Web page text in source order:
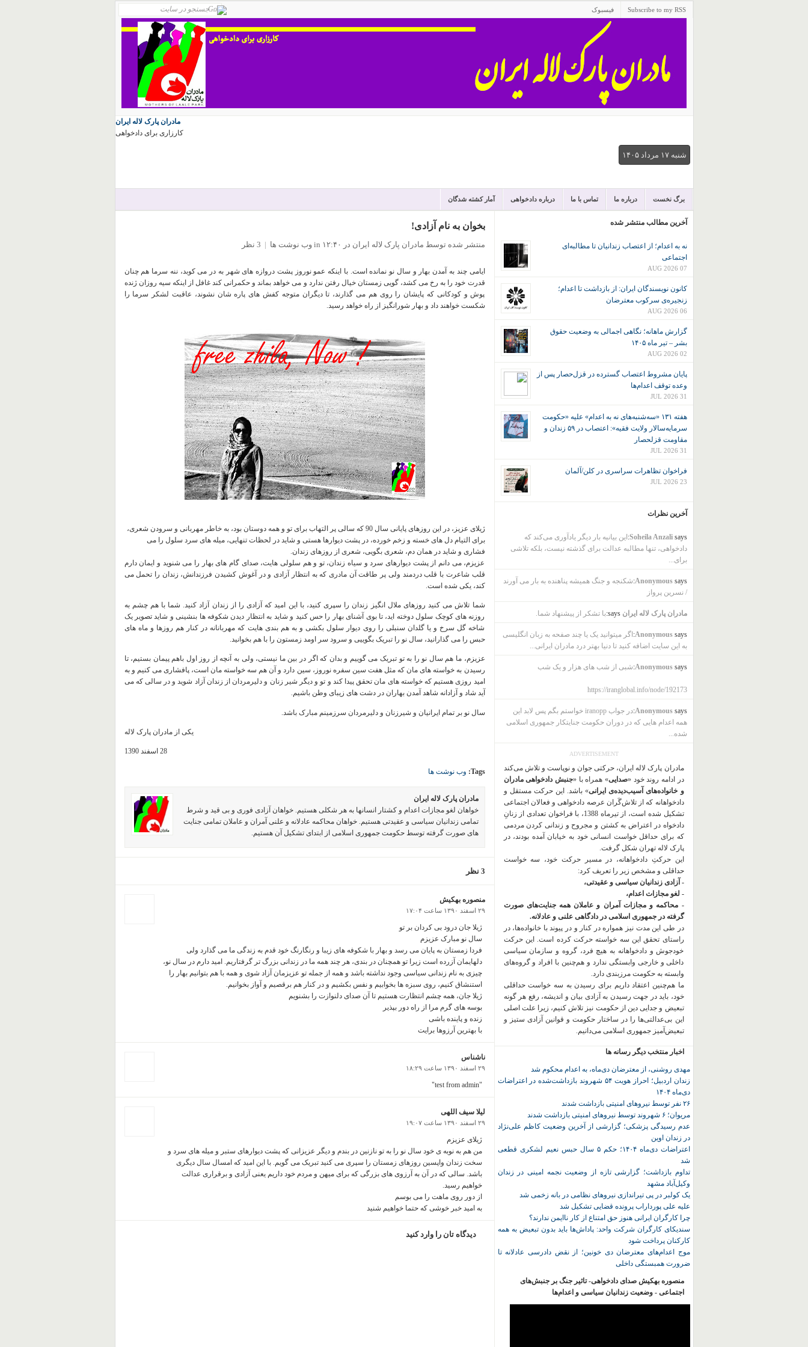
Subscribe to my RSS فیسبوک
مادران پارک لاله ایران
کارزاری برای دادخواهی
شنبه ۱۷ مرداد ۱۴۰۵
برگ نخست درباره ما تماس با ما درباره دادخواهی آمار کشته شدگان
بخوان به نام آزادی!
منتشر شده توسط مادران پارک لاله ایران در ۱۲:۴۰ in وب نوشت ها | 3 نظر
ایامی چند به آمدن بهار و سال نو نمانده است. با اینکه عمو نوروز پشت دروازه های شهر به در می کوبد، ننه سرما هم چنان
قدرت خود را به رخ می کشد، گویی زمستان خیال رفتن ندارد و می خواهد بماند و حکمرانی کند غافل از اینکه سیه روزان ژنده
پوش و کودکانی که پایشان را روی هم می گذارند، تا دیگران متوجه کفش های پاره شان نشوند، عاقبت لشکر سرما را
شکست خواهند داد و بهار شورانگیز از راه خواهد رسید.
ژیلای عزیز، در این روزهای پایانی سال 90 که سالی پر التهاب برای تو و همه دوستان بود، به خاطر مهربانی و سرودن شعری،
برای التیام دل های خسته و زخم خورده، در پشت دیوارها هستی و شاید در لحظات تنهایی، میله های سرد سلول را می
فشاری و شاید در همان دم، شعری بگویی، شعری از روزهای زندان.
عزیزم، می دانم از پشت دیوارهای سرد و سیاه زندان، تو و هم سلولی هایت، صدای گام های بهار را می شنوید و ایمان دارم
قلب شاعرت با قلب دردمند ولی پر طاقت آن مادری که به انتظار آزادی و در آغوش کشیدن فرزندانش، زندان را تحمل می
کند، یکی شده است.
شما تلاش می کنید روزهای ملال انگیز زندان را سپری کنید، با این امید که آزادی را از زندان آزاد کنید. شما با هم چشم به
روزنه های کوچک سلول دوخته اید، تا بوی آشنای بهار را حس کنید و شاید به انتظار دیدن شکوفه ها بنشینی و شاید تصویر یک
شاخه گل سرخ و یا گلدان سنبلی را روی دیوار سلول بکشی و به هم بندی هایت که مهربانانه در کنار هم روزها و ماه های
حبس را می گذارانید، سال نو را تبریک بگوییی و سرود سر اومد زمستون را با هم بخوانید.
عزیزم، ما هم سال نو را به تو تبریک می گوییم و بدان که اگر در بین ما نیستی، ولی به آنچه از روز اول باهم پیمان بستیم، تا
رسیدن به خواسته های مان که مثل هفت سین سفره نوروز، سین دارد و آن هم سه خواسته مان است، پافشاری می کنیم و به
امید روزی هستیم که خواسته های مان تحققپیدا کند و تو و دیگر شیر زنان و دلیرمردان از زندان آزاد شوید و در سالی که می
آید شاد و آزادانه شاهد آمدن بهاران در دشت های زیبای وطن باشیم.
سال نو بر تمام ایرانیان و شیرزنان و دلیرمردان سرزمینم مبارک باشد.
یکی از مادران پارک لاله
28 اسفند 1390
Tags: وب نوشت ها
مادران پارک لاله ایران
خواهان لغو مجازات اعدام و کشتار انسانها به هر شکلی هستیم. خواهان آزادی فوری و بی قید و شرط
تمامی زندانیان سیاسی و عقیدتی هستیم. خواهان محاکمه عادلانه و علنی آمران و عاملان تمامی جنایت
های صورت گرفته توسط حکومت جمهوری اسلامی از ابتدای تشکیل آن هستیم.
3 نظر
منصوره بهکیش
۲۹ اسفند ۱۳۹۰ ساعت ۱۷:۰۴
ژیلا جان درود بی کردان بر تو
سال نو مبارک عزیزم
فردا زمستان به پایان می رسد و بهار با شکوفه های زیبا و رنگارنگ خود قدم به زندگی ما می گذارد ولی
دلهایمان آزرده است زیرا تو همچنان در بندی، هر چند همه ما در زندانی بزرگ تر گرفتاریم. امید دارم در سال نو،
چیزی به نام زندانی سیاسی وجود نداشته باشد و همه از جمله تو عزیزمان آزاد شوی و همه با هم بتوانیم بهار را
استنشاق کنیم، روی سبزه ها بخوابیم و نفس بکشیم و در کنار هم برقصیم و آواز بخوانیم.
ژیلا جان، همه چشم انتظارت هستیم تا آن صدای دلنوازت را بشنویم
بوسه های گرم مرا از راه دور بپذیر
زنده و پاینده باشی
با بهترین آرزوها برایت
ناشناس
۲۹ اسفند ۱۳۹۰ ساعت ۱۸:۲۹
"test from admin"
لیلا سیف اللهی
۲۹ اسفند ۱۳۹۰ ساعت ۱۹:۰۷
ژیلای عزیزم
من هم به نوبه ی خود سال نو را به تو نازنین در بندم و دیگر عزیزانی که پشت دیوارهای ستبر و میله های سرد و
سخت زندان واپسین روزهای زمستان را سپری می کنید تبریک می گویم. با این امید که امسال سال دیگری
باشد. سالی که در آن به آرزوی های بزرگی که برای میهن و مردم خود داریم یعنی آزادی و برقراری عدالت
خواهیم رسید.
از دور روی ماهت را می بوسم
به امید خبر خوشی که حتما خواهیم شنید
دیدگاه تان را وارد کنید
آخرین مطالب منتشر شده
نه به اعدام؛ از اعتصاب زندانیان تا مطالبه‌ای
اجتماعی
07 AUG 2026
کانون نويسندگان ايران: از بازداشت تا اعدام؛
زنجیره‌ی سرکوب معترضان
06 AUG 2026
گزارش ماهانه؛ نگاهی اجمالی به وضعیت حقوق
بشر – تیر ماه ۱۴۰۵
02 AUG 2026
پایان مشروط اعتصاب گسترده در قزل‌حصار پس از
وعده توقف اعدام‌ها
31 JUL 2026
هفته ۱۳۱ «سه‌شنبه‌های نه به اعدام» علیه «حکومت
سرمایه‌سالار ولایت فقیه»: اعتصاب در ۵۹ زندان و
مقاومت قزلحصار
31 JUL 2026
فراخوان تظاهرات سراسری در کلن/آلمان
23 JUL 2026
آخرین نظرات
Soheila Anzalisays:
این بیانیه بار دیگر یادآوری می‌کند که
دادخواهی، تنها مطالبه عدالت برای گذشته نیست، بلکه تلاشی
برای...
Anonymoussays:
شکنجه و جنگ همیشه پناهنده به بار می آورند
/ نسرین پرواز
مادران پارک لاله ایران says: با تشکر از پیشنهاد شما.
Anonymoussays:
اگر میتوانید یک یا چند صفحه به زبان انگلیسی
به این سایت اضافه کنید تا دنیا بهتر درد مادران ایرانی...
Anonymoussays: شبی از شب های هزار و یک شب
https://iranglobal.info/node/192173
Anonymoussays:
در جواب iranopp خواستم بگم پس لابد این
همه اعدام هایی که در دوران حکومت جنایتکار جمهوری اسلامی
شده...
ADVERTISEMENT
مادران پارک لاله ایران، حرکتی جوان و نوپاست و تلاش می‌کند
در ادامه روند خود «صدایی» همراه با «جنبش دادخواهی مادران
و خانواده‌های آسیب‌دیده‌ی ایرانی» باشد. این حرکت مستقل و
دادخواهانه که از تلاش‌گَران عرصه دادخواهی و فعالان اجتماعی
تشکیل شده است، از تیرماه 1388، با فراخوان تعدادی از زنانِ
دادخواه در اعتراض به کشتن و مجروح و زندانی کردن مردمی
که برای حداقل خواست انسانی خود به خیابان آمده بودند، در
پارک لاله تهران شکل گرفت.
این حرکتِ دادخواهانه، در مسیر حرکت خود، سه خواست
حداقلی و مشخص زیر را تعریف کرد:
- آزادی زندانیان سیاسی و عقیدتی،
- لغو مجازات اعدام،
- محاکمه و مجازات آمران و عاملان همه جنایت‌های صورت
گرفته در جمهوری اسلامی در دادگاهی علنی و عادلانه.
در طی این مدت نیز همواره در کنار و در پیوند با خانواده‌ها، در
راستای تحقق این سه خواسته حرکت کرده است. این حرکت
خودجوش و دادخواهانه به هیچ فرد، گروه و سازمان سیاسی
داخلی و خارجی وابستگی ندارد و هم‌چنین با افراد و گروه‌های
وابسته به حکومت مرزبندی دارد.
ما هم‌چنین اعتقاد داریم برای رسیدن به سه خواست حداقلی
خود، باید در جهت رسیدن به آزادی بیان و اندیشه، رفع هر گونه
تبعیض و جدایی دین از حکومت نیز تلاش کنیم، زیرا علت اصلی
این بی‌عدالتی‌ها را در ساختار حکومت و قوانین آزادی ستیز و
تبعیض‌آمیز جمهوری اسلامی می‌دانیم.
اخبار منتخب دیگر رسانه ها
مهدی روشنی، از معترضان دی‌ماه، به اعدام محکوم شد
زندان اردبیل؛ احراز هویت ۵۴ شهروند بازداشت‌شده در اعتراضات
دی‌ماه ۱۴۰۴
۲۶ نفر توسط نیروهای امنیتی بازداشت شدند
مریوان؛ ۶ شهروند توسط نیروهای امنیتی بازداشت شدند
عدم رسیدگی پزشکی؛ گزارشی از آخرین وضعیت کاظم علی‌نژاد
در زندان اوین
اعتراضات دی‌ماه ۱۴۰۴؛ حکم ۵ سال حبس نعیم لشکری قطعی
شد
تداوم بازداشت؛ گزارشی تازه از وضعیت نجمه امینی در زندان
وکیل‌آباد مشهد
یک کولبر در پی تیراندازی نیروهای نظامی در بانه زخمی شد
علیه علی پورداراب پرونده قضایی تشکیل شد
چرا کارگران ایرانی هنوز حق امتناع از کار ناایمن ندارند؟
سندیکای کارگران شرکت واحد: پاداش‌ها باید بدون تبعیض به همه
کارکنان پرداخت شود
موج اعدام‌های معترضان دی‌ خونین؛ از نقض دادرسی عادلانه تا
ضرورت همبستگی داخلی
منصوره بهکیش صدای دادخواهی- تاثیر جنگ بر جنبش‌های
اجتماعی - وضعیت زندانیان سیاسی و اعدام‌ها